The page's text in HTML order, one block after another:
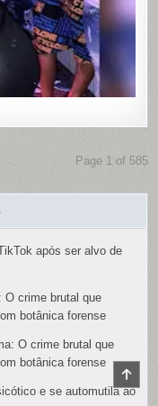
É
Page 1 of 585
após ser alvo de
O crime brutal que
botânica forense
O crime brutal que
botânica forense
e se automutila aoTO
TOP